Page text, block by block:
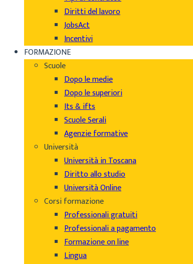
Diritti del lavoro
JobsAct
Incentivi
FORMAZIONE
Scuole
Dopo le medie
Dopo le superiori
Its & ifts
Scuole Serali
Agenzie formative
Università
Università in Toscana
Diritto allo studio
Università Online
Corsi formazione
Professionali gratuiti
Professionali a pagamento
Formazione on line
Lingua